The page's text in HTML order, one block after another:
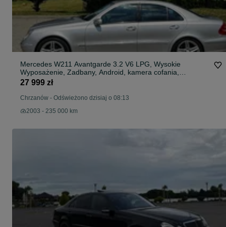
Mercedes W211 Avantgarde 3.2 V6 LPG, Wysokie
Wyposażenie, Zadbany, Android, kamera cofania,
doinwestowany
27 999 zł
Chrzanów - Odświeżono dzisiaj o 08:13
2003 - 235 000 km